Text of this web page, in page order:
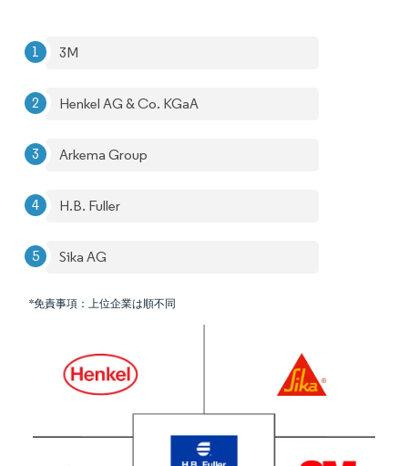
3M
Henkel AG & Co. KGaA
Arkema Group
H.B. Fuller
Sika AG
*免責事項：上位企業は順不同